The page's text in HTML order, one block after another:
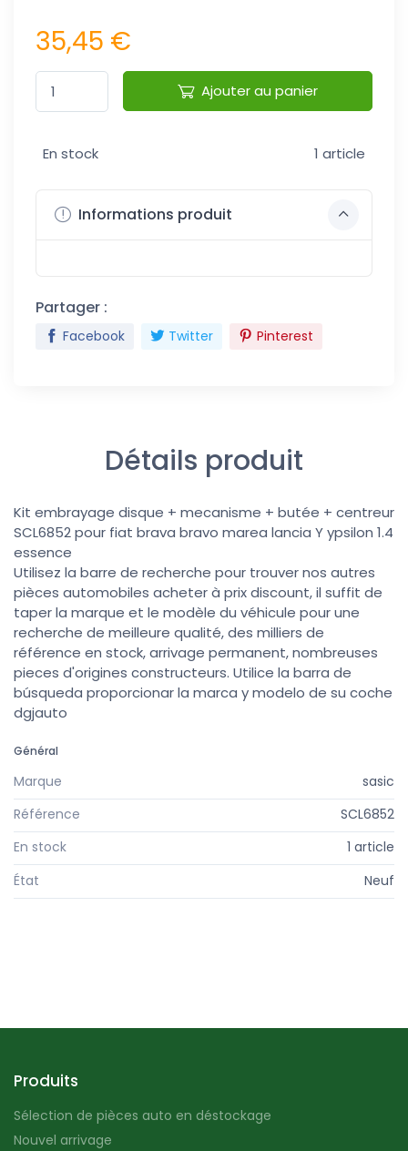
35,45 €
Ajouter au panier
En stock 1 article
Informations produit
Partager :
Facebook Twitter Pinterest
Détails produit
Kit embrayage disque + mecanisme + butée + centreur
SCL6852 pour fiat brava bravo marea lancia Y ypsilon 1.4
essence
Utilisez la barre de recherche pour trouver nos autres
pièces automobiles acheter à prix discount, il suffit de
taper la marque et le modèle du véhicule pour une
recherche de meilleure qualité, des milliers de
référence en stock, arrivage permanent, nombreuses
pieces d'origines constructeurs. Utilice la barra de
búsqueda proporcionar la marca y modelo de su coche
dgjauto
Général
Marque
sasic
Référence
SCL6852
En stock
1 article
État
Neuf
Produits
Sélection de pièces auto en déstockage
Nouvel arrivage